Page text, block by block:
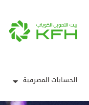
الحسابات المصرفية